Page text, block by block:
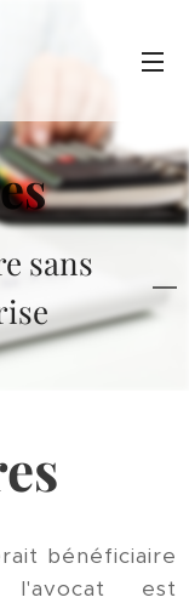
sans
bénéficiaire
l'avocat est